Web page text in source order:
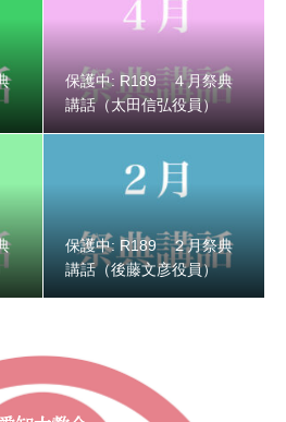
保護中: R189 ４月祭典
講話（太田信弘役員）
保護中: R189 ２月祭典
講話（後藤文彦役員）